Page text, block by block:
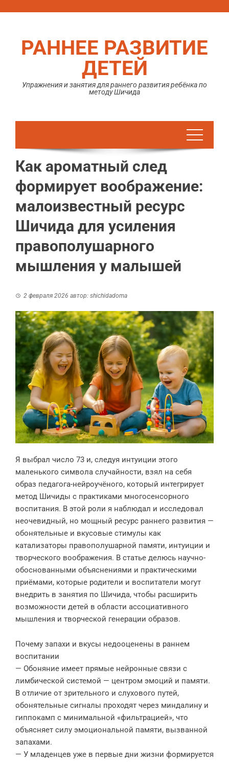
РАННЕЕ РАЗВИТИЕ
ДЕТЕЙ
Упражнения и занятия для раннего развития ребёнка по
методу Шичида
Как ароматный след
формирует воображение:
малоизвестный ресурс
Шичида для усиления
правополушарного
мышления у малышей
2 февраля 2026 автор: shichidadoma
Я выбрал число 73 и, следуя интуиции этого
маленького символа случайности, взял на себя
образ педагога-нейроучёного, который интегрирует
метод Шичиды с практиками многосенсорного
воспитания. В этой роли я наблюдал и исследовал
неочевидный, но мощный ресурс раннего развития —
обонятельные и вкусовые стимулы как
катализаторы правополушарной памяти, интуиции и
творческого воображения. В статье делюсь научно-
обоснованными объяснениями и практическими
приёмами, которые родители и воспитатели могут
внедрить в занятия по Шичида, чтобы расширить
возможности детей в области ассоциативного
мышления и творческой генерации образов.
Почему запахи и вкусы недооценены в раннем
воспитании
— Обоняние имеет прямые нейронные связи с
лимбической системой — центром эмоций и памяти.
В отличие от зрительного и слухового путей,
обонятельные сигналы проходят через миндалину и
гиппокамп с минимальной «фильтрацией», что
объясняет силу эмоциональной памяти, вызванной
запахами.
— У младенцев уже в первые дни жизни формируется